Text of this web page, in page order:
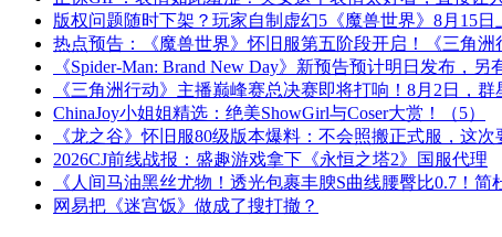
版权问题随时下架？玩家自制虚幻5《魔兽世界》8月15日
热点预告：《魔兽世界》怀旧服第五阶段开启！《三角洲
《Spider-Man: Brand New Day》新预告预计明日发布，
《三角洲行动》主播巅峰赛总决赛即将打响！8月2日，群
ChinaJoy小姐姐精选：绝美ShowGirl与Coser大赏！（5）
《龙之谷》怀旧服80级版本爆料：不会照搬正式服，这
2026CJ前线战报：盛趣游戏拿下《永恒之塔2》国服代理
《人间马油黑丝尤物！透光包裹丰腴S曲线腰臀比0.7！简
网易把《迷宫饭》做成了搜打撤？